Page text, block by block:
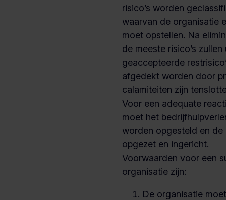
risico’s worden
waarvan de organisatie
moet opstellen. Na
de meeste risico’s
geaccepteerde
afgedekt worden door
calamiteiten zijn
Voor een adequate
moet het
worden opgesteld en
opgezet en ingericht.
Voorwaarden voor een
organisatie zijn:
De organisatie